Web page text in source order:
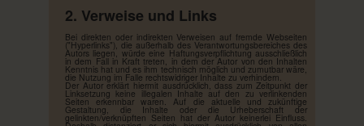
2. Verweise und Links
Bei direkten oder indirekten Verweisen auf fremde Webseiten
("Hyperlinks"), die außerhalb des Verantwortungsbereiches des
Autors liegen, würde eine Haftungsverpflichtung ausschließlich
in dem Fall in Kraft treten, in dem der Autor von den Inhalten
Kenntnis hat und es ihm technisch möglich und zumutbar wäre,
die Nutzung im Falle rechtswidriger Inhalte zu verhindern.
Der Autor erklärt hiermit ausdrücklich, dass zum Zeitpunkt der
Linksetzung keine illegalen Inhalte auf den zu verlinkenden
Seiten erkennbar waren. Auf die aktuelle und zukünftige
Gestaltung, die Inhalte oder die Urheberschaft der
gelinkten/verknüpften Seiten hat der Autor keinerlei Einfluss.